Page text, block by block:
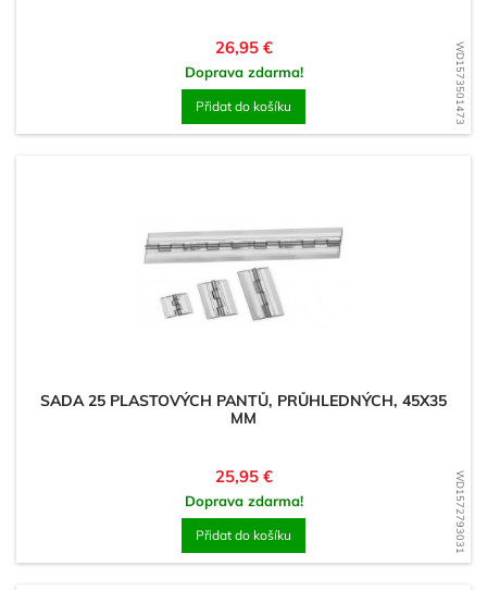
WD1573501473
Cena
26,95 €
Doprava zdarma!
Přidat do košíku
WD1572793031
SADA 25 PLASTOVÝCH PANTŮ, PRŮHLEDNÝCH, 45X35
MM
Cena
25,95 €
Doprava zdarma!
Přidat do košíku